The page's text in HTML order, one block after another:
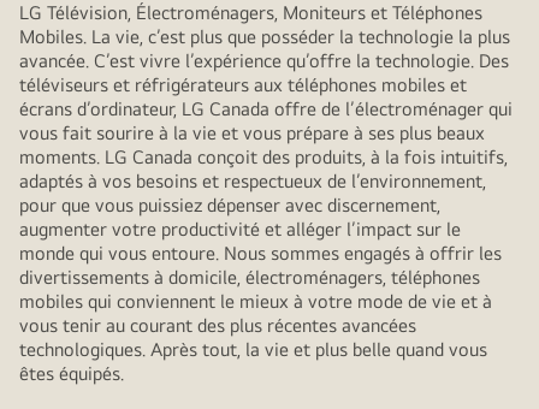
LG Télévision, Électroménagers, Moniteurs et Téléphones
Mobiles. La vie, c’est plus que posséder la technologie la plus
avancée. C’est vivre l’expérience qu’offre la technologie. Des
téléviseurs et réfrigérateurs aux téléphones mobiles et
écrans d’ordinateur, LG Canada offre de l’électroménager qui
vous fait sourire à la vie et vous prépare à ses plus beaux
moments. LG Canada conçoit des produits, à la fois intuitifs,
adaptés à vos besoins et respectueux de l’environnement,
pour que vous puissiez dépenser avec discernement,
augmenter votre productivité et alléger l’impact sur le
monde qui vous entoure. Nous sommes engagés à offrir les
divertissements à domicile, électroménagers, téléphones
mobiles qui conviennent le mieux à votre mode de vie et à
vous tenir au courant des plus récentes avancées
technologiques. Après tout, la vie et plus belle quand vous
êtes équipés.